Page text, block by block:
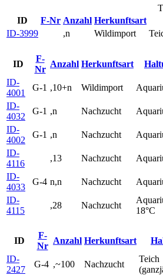
ID
F-Nr Anzahl Herkunftsart
ID-3999
,n Wildimport
ID
F-
Nr
Anzahl Herkunftsart
ID-
4001
G-1 ,10+n Wildimport
ID-
4032
G-1 ,n Nachzucht
ID-
4002
G-1 ,n Nachzucht
ID-
4116
,13 Nachzucht
ID-
4033
G-4 n,n Nachzucht
ID-
4115
,28 Nachzucht
18°C
ID
F-
Nr
Anzahl Herkunftsart
ID-
2427
G-4 ,~100 Nachzucht
Teich